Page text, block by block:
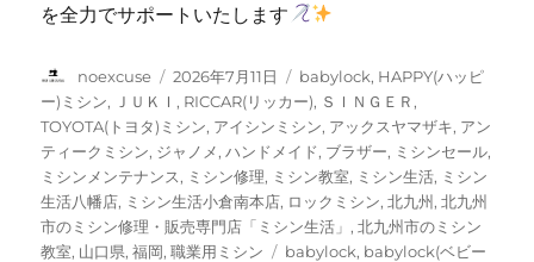
を全力でサポートいたします
投
稿
者
noexcuse
投
稿
日:
2026年7月11日
カ
テ
ゴ
リ
ー
babylock, HAPPY(ハッピ
ー)ミシン, ＪＵＫＩ , RICCAR(リッカー), ＳＩＮＧＥＲ ,
TOYOTA(トヨタ)ミシン, アイシンミシン, アックスヤマザキ, アン
ティークミシン, ジャノメ,ハンドメイド, ブラザー, ミシンセール,
ミシンメンテナンス, ミシン修理, ミシン教室, ミシン生活, ミシン
生活八幡店, ミシン生活小倉南本店, ロックミシン,北九州 ,北九州
市のミシン修理・販売専門店「ミシン生活」 ,北九州市のミシン
教室, 山口県,福岡,職業用ミシン
タ
babylock, babylock(ベビー